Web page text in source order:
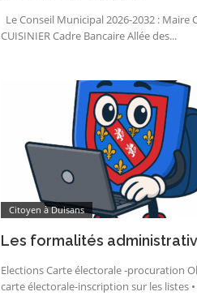
Le Conseil Municipal 2026-2032 : Maire
CUISINIER Cadre Bancaire Allée des...
Citoyen à Duisans
Les formalités
Elections Carte électorale -procuration
carte électorale-inscription sur les listes